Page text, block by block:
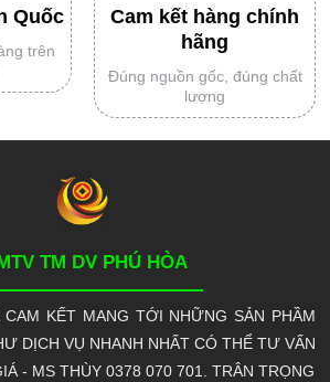
Quốc
trên
Cam kết hàng chính
hãng
Đúng nguồn gốc, đúng chất
lượng
TM DV PHÚ HÒA
KẾT MANG TỚI NHỮNG SẢN PHẦM
DỊCH VỤ NHANH NHẤT CÓ THỂ TƯ VẤN
- MS THÙY 0378 070 701. TRÂN TRỌNG